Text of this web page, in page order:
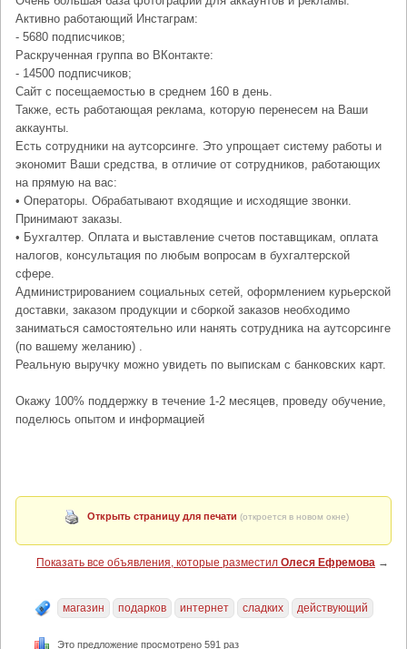
Активно работающий Инстаграм:
- 5680 подписчиков;
Раскрученная группа во ВКонтакте:
- 14500 подписчиков;
Сайт с посещаемостью в среднем 160 в день.
Также, есть работающая реклама, которую перенесем на Ваши
аккаунты.
Есть сотрудники на аутсорсинге. Это упрощает систему работы и
экономит Ваши средства, в отличие от сотрудников, работающих
на прямую на вас:
• Операторы. Обрабатывают входящие и исходящие звонки.
Принимают заказы.
• Бухгалтер. Оплата и выставление счетов поставщикам, оплата
налогов, консультация по любым вопросам в бухгалтерской
сфере.
Администрированием социальных сетей, оформлением курьерской
доставки, заказом продукции и сборкой заказов необходимо
заниматься самостоятельно или нанять сотрудника на аутсорсинге
(по вашему желанию) .
Реальную выручку можно увидеть по выпискам с банковских карт.
Окажу 100% поддержку в течение 1-2 месяцев, проведу обучение,
поделюсь опытом и информацией
Открыть страницу для печати (откроется в новом окне)
Показать все объявления, которые разместил Олеся Ефремова →
магазин подарков интернет сладких действующий
Это предложение просмотрено 591 раз